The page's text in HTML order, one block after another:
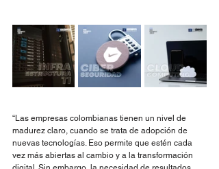
“Las empresas colombianas tienen un nivel de
madurez claro, cuando se trata de adopción de
nuevas tecnologías. Eso permite que estén cada
vez más abiertas al cambio y a la transformación